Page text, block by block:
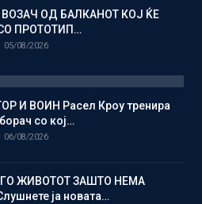
ВОЗАЧ ОД БАЛКАНОТ КОЈ ЌЕ
ПРОТОТИП…
05/08/2026
И ВОИН Расел Кроу тренира
со кој…
06/08/2026
ЖИВОТОТ ЗАШТО НЕМА
ја новата…